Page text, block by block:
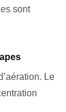
sont
Le